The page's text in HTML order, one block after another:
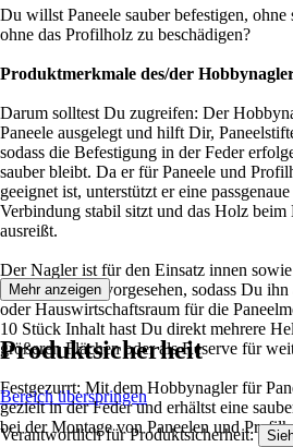
Du willst Paneele sauber befestigen,
ohne das Profilholz zu beschädigen?
Produktmerkmale des/der
Darum solltest Du zugreifen: Der
Paneele ausgelegt und hilft Dir,
sodass die Befestigung in der Feder
sauber bleibt. Da er für Paneele und
geeignet ist, unterstützt er eine
Verbindung stabil sitzt und das Holz
ausreißt.
Der Nagler ist für den Einsatz innen
Nassbereichen vorgesehen, sodass Du
oder Hauswirtschaftsraum für die
10 Stück Inhalt hast Du direkt mehrere
größeren Flächen oder als Reserve für
Festgezurrt: Mit dem Hobbynagler für
gezielt in der Feder und erhältst eine
bei der Montage von Paneelen und
Mehr anzeigen
Produktsicherheit
Bereich überspringen
Verantwortlich für Produktsicherheit: